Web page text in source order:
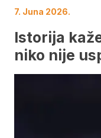
7. Juna 2026.
Istorija
niko nije